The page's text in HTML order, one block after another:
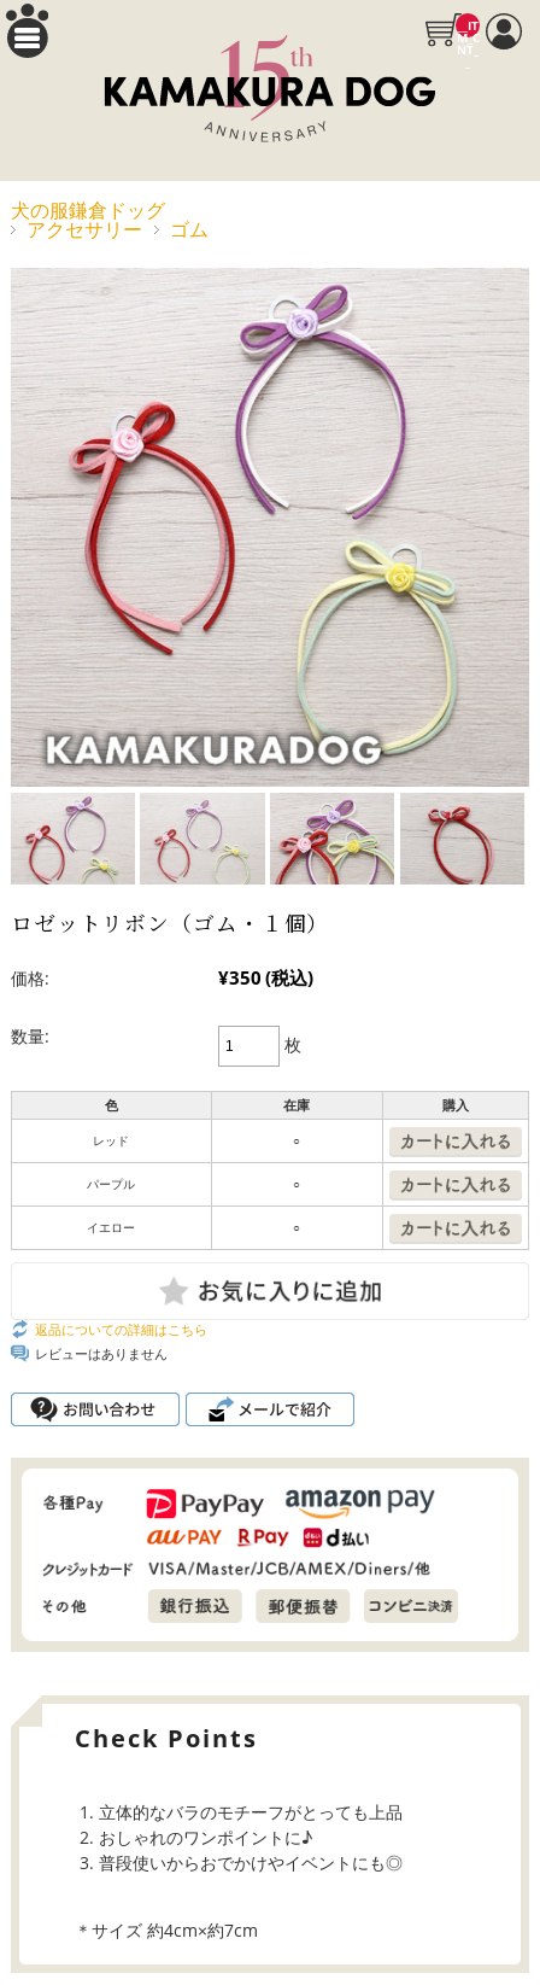
__IT
M_C
NT_
犬の服鎌倉ドッグ
アクセサリー ゴム
ロゼットリボン（ゴム・１個）
価格: ¥350(税込)
数量: 枚
色 在庫 購入
レッド ○
パープル ○
イエロー ○
返品についての詳細はこちら
レビューはありません
Check Points
立体的なバラのモチーフがとっても上品
おしゃれのワンポイントに♪
普段使いからおでかけやイベントにも◎
＊サイズ 約4cm×約7cm